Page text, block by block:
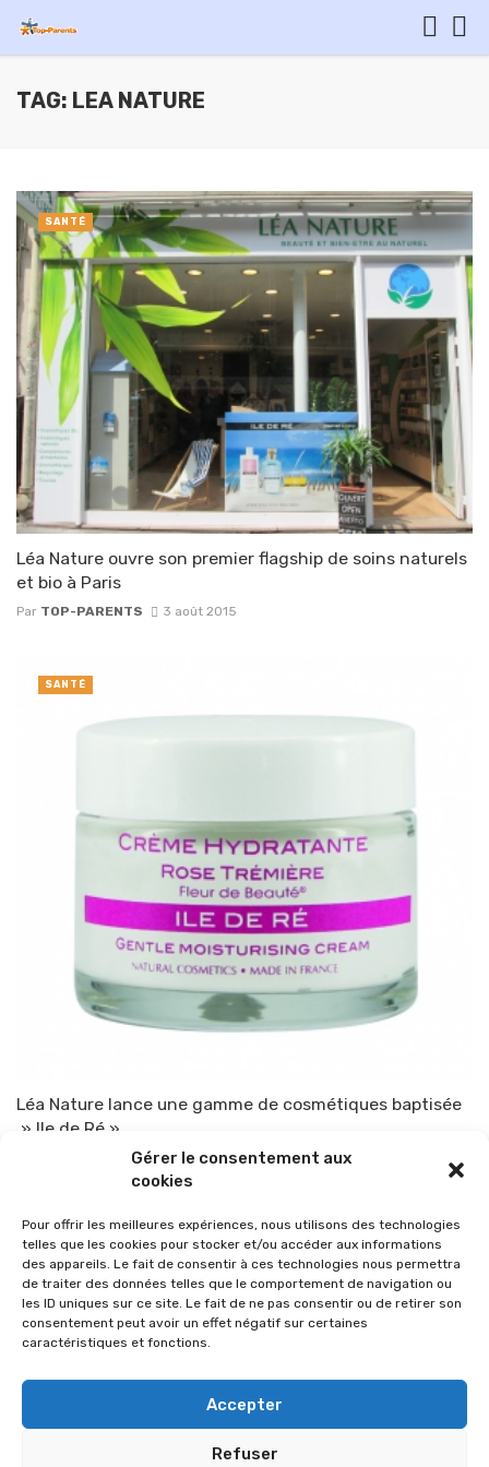
Gérer le consentement aux
cookies
Pour offrir les meilleures expériences, nous utilisons des technologies
telles que les cookies pour stocker et/ou accéder aux informations
des appareils. Le fait de consentir à ces technologies nous permettra
de traiter des données telles que le comportement de navigation ou
les ID uniques sur ce site. Le fait de ne pas consentir ou de retirer son
consentement peut avoir un effet négatif sur certaines
caractéristiques et fonctions.
Accepter
Refuser
TAG: LEA NATURE
Léa Nature ouvre son premier flagship de soins naturels
et bio à Paris
Par TOP-PARENTS 3 août 2015
SANTÉ
Léa Nature lance une gamme de cosmétiques baptisée
» Ile de Ré ».
TOP-PARENTS 22 mai 2014
SANTÉ